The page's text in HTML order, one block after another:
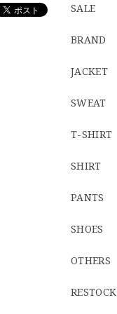
SALE
BRAND
JACKET
SWEAT
T-SHIRT
SHIRT
PANTS
SHOES
OTHERS
RESTOCK